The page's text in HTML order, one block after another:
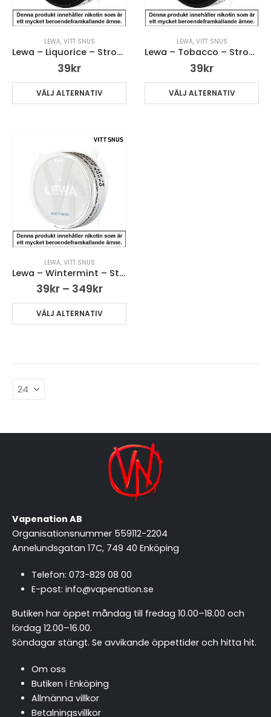
LEWA, VITT SNUS
Lewa – Liquorice – Strong
39kr
VÄLJ ALTERNATIV
LEWA, VITT SNUS
Lewa – Tobacco – Strong
39kr
VÄLJ ALTERNATIV
LEWA, VITT SNUS
Lewa – Wintermint – Strong
39kr – 349kr
VÄLJ ALTERNATIV
Vapenation AB
Organisationsnummer 559112-2204
Annelundsgatan 17C, 749 40 Enköping
Telefon: 073-829 08 00
E-post: info@vapenation.se
Butiken har öppet måndag till fredag 10.00–18.00 och
lördag 12.00–16.00.
Söndagar stängt. Se avvikande öppettider och hitta hit.
Om oss
Butiken i Enköping
Allmänna villkor
Betalningsvillkor